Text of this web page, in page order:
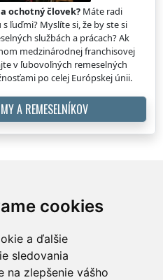
cookies
a ďalšie
sledovania
na zlepšenie vášho
ochotný človek? Máte radi
ľuďmi? Myslíte si, že by ste si
službách a prácach? Ak
medzinárodnej franchisovej
v ľubovoľných remeselných
po celej Európskej únii.
A REMESELNÍKOV
nás
začalo